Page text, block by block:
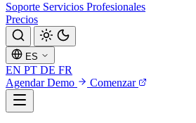
Soporte Servicios Profesionales
Precios
ES
EN PT DE FR
Agendar Demo
Comenzar